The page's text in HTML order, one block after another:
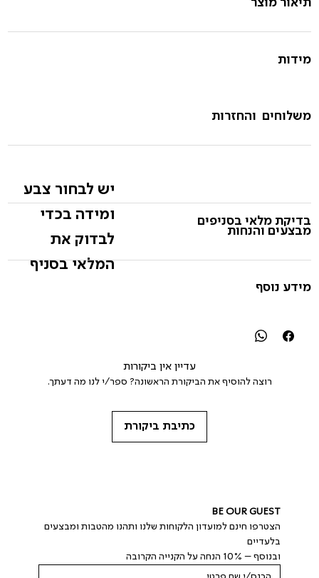
תיאור מוצר
מידות
משלוחים והחזרות
יש לבחור צבע
ומידה בכדי
לבדוק את
המלאי בסניף
בדיקת מלאי בסניפים
מבצעים והנחות
מידע נוסף
עדיין אין ביקורות
רוצה להוסיף את הביקורת הראשונה? ספר/י לנו מה דעתך.
כתיבת ביקורת
BE OUR GUEST
הצטרפו חינם למועדון הלקוחות שלנו ותהנו מהטבות ומבצעים
בלעדיים
ובנוסף – 10% הנחה על הקנייה הקרובה